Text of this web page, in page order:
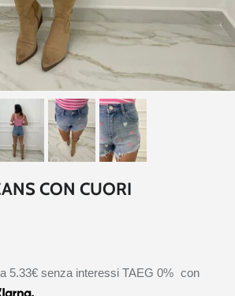
CON CUORI
5.33€ senza interessi TAEG 0% con